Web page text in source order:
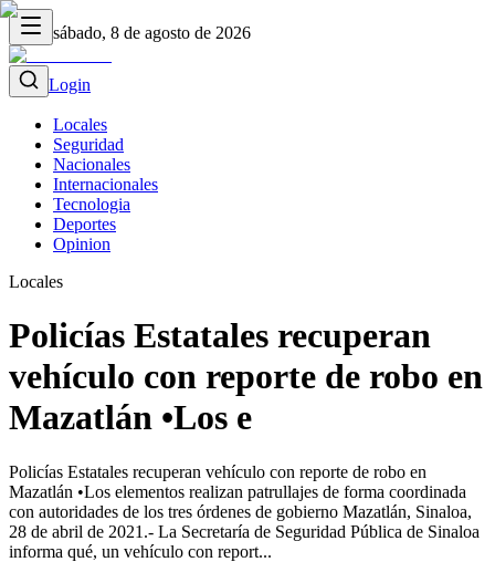
sábado, 8 de agosto de 2026
Login
Locales
Seguridad
Nacionales
Internacionales
Tecnologia
Deportes
Opinion
Locales
Policías Estatales recuperan
vehículo con reporte de robo en
Mazatlán •Los e
Policías Estatales recuperan vehículo con reporte de robo en
Mazatlán •Los elementos realizan patrullajes de forma coordinada
con autoridades de los tres órdenes de gobierno Mazatlán, Sinaloa,
28 de abril de 2021.- La Secretaría de Seguridad Pública de Sinaloa
informa qué, un vehículo con report...